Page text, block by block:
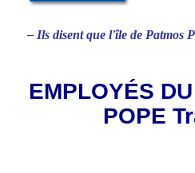
– Ils disent que l'île de Patmos
EMPLOYÉS
POPE